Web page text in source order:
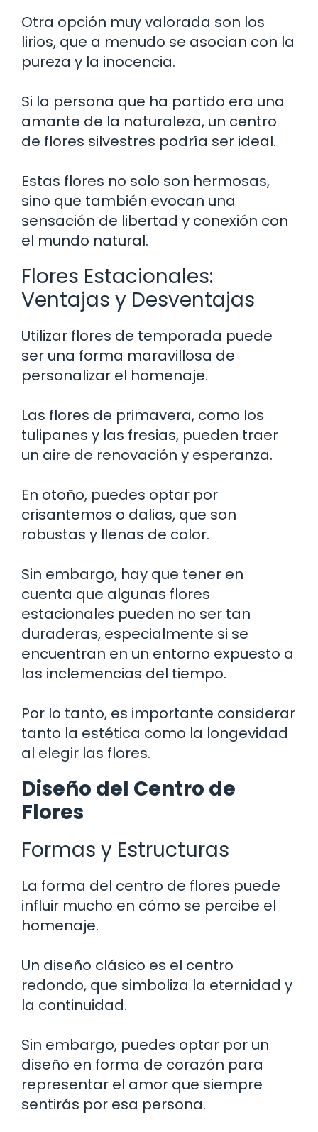
Otra opción muy valorada son los
lirios, que a menudo se asocian con la
pureza y la inocencia.
Si la persona que ha partido era una
amante de la naturaleza, un centro
de flores silvestres podría ser ideal.
Estas flores no solo son hermosas,
sino que también evocan una
sensación de libertad y conexión con
el mundo natural.
Flores Estacionales:
Ventajas y Desventajas
Utilizar flores de temporada puede
ser una forma maravillosa de
personalizar el homenaje.
Las flores de primavera, como los
tulipanes y las fresias, pueden traer
un aire de renovación y esperanza.
En otoño, puedes optar por
crisantemos o dalias, que son
robustas y llenas de color.
Sin embargo, hay que tener en
cuenta que algunas flores
estacionales pueden no ser tan
duraderas, especialmente si se
encuentran en un entorno expuesto a
las inclemencias del tiempo.
Por lo tanto, es importante considerar
tanto la estética como la longevidad
al elegir las flores.
Diseño del Centro de
Flores
Formas y Estructuras
La forma del centro de flores puede
influir mucho en cómo se percibe el
homenaje.
Un diseño clásico es el centro
redondo, que simboliza la eternidad y
la continuidad.
Sin embargo, puedes optar por un
diseño en forma de corazón para
representar el amor que siempre
sentirás por esa persona.